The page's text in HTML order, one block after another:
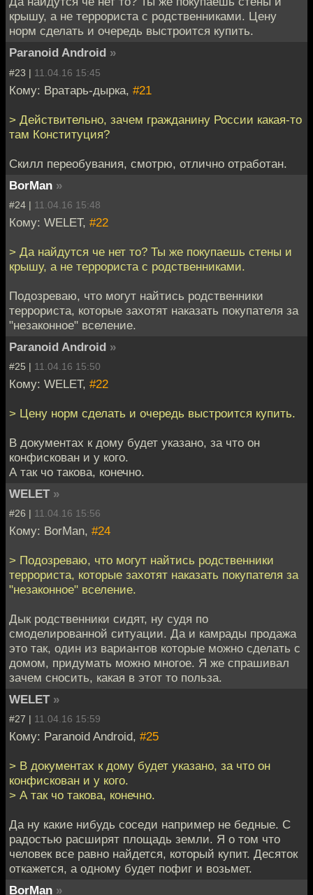
крышу, а не террориста с родственниками. Цену
норм сделать и очередь выстроится купить.
Paranoid Android »
#23 | 11.04.16 15:45
Кому: Вратарь-дырка, #21
> Действительно, зачем гражданину России какая-то
там Конституция?
Скилл переобувания, смотрю, отлично отработан.
BorMan »
#24 | 11.04.16 15:48
Кому: WELET, #22
> Да найдутся че нет то? Ты же покупаешь стены и
крышу, а не террориста с родственниками.
Подозреваю, что могут найтись родственники
террориста, которые захотят наказать покупателя за
"незаконное" вселение.
Paranoid Android »
#25 | 11.04.16 15:50
Кому: WELET, #22
> Цену норм сделать и очередь выстроится купить.
В документах к дому будет указано, за что он
конфискован и у кого.
А так чо такова, конечно.
WELET »
#26 | 11.04.16 15:56
Кому: BorMan, #24
> Подозреваю, что могут найтись родственники
террориста, которые захотят наказать покупателя за
"незаконное" вселение.
Дык родственники сидят, ну судя по
смоделированной ситуации. Да и камрады продажа
это так, один из вариантов которые можно сделать с
домом, придумать можно многое. Я же спрашивал
зачем сносить, какая в этот то польза.
WELET »
#27 | 11.04.16 15:59
Кому: Paranoid Android, #25
> В документах к дому будет указано, за что он
конфискован и у кого.
> А так чо такова, конечно.
Да ну какие нибудь соседи например не бедные. С
радостью расширят площадь земли. Я о том что
человек все равно найдется, который купит. Десяток
откажется, а одному будет пофиг и возьмет.
BorMan »